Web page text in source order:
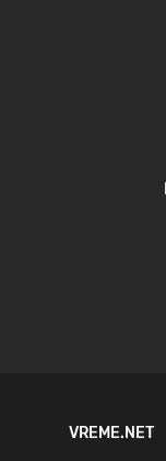
VREME.NET